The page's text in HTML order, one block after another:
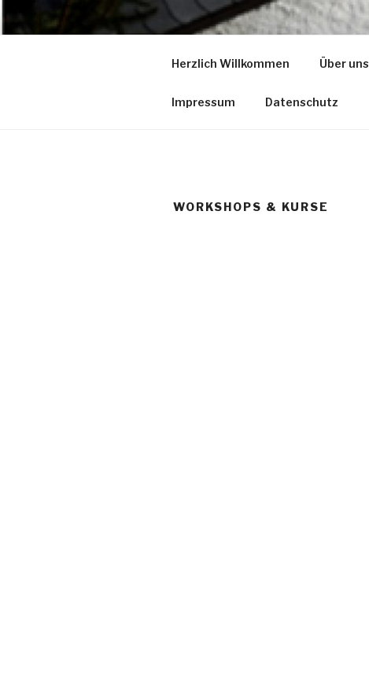
Inhalt
KLOTZART
Herzlich Willkommen Über uns
Impressum Datenschutz
WORKSHOPS & KURSE